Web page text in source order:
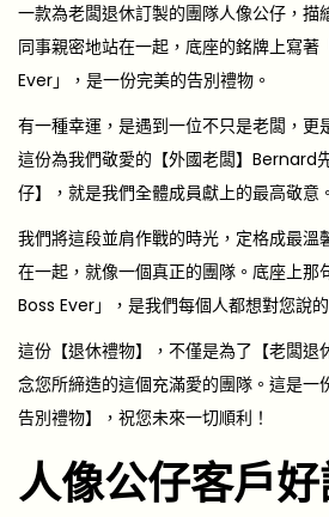
一款為老闆退休訂製的團隊人像公仔，描
同事親密地站在一起，底座的銘牌上寫
Ever」，是一份完美的告別禮物。
有一種幸運，是遇到一位不只是老闆，更
這份為我們敬愛的【外國老闆】Bernard
仔】，就是我們全體成員獻上的最高敬意。
我們將這段並肩作戰的時光，定格成最
在一起，就像一個真正的團隊。底座上
Boss Ever」，是我們每個人都想對您說
這份【退休禮物】，不僅是為了【老闆退
念您所締造的這個充滿愛的團隊。這是一
告別禮物】，祝您未來一切順利！
人像公仔客戶